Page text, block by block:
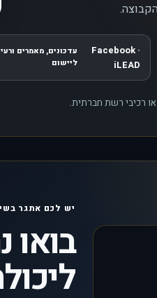
Facebook ·
iLEAD
עדכונים, מאמרים
ליישום, נפתח בחלון חדש
או רכיבי רשת חברתית.
יש לכם אתגר
בואו